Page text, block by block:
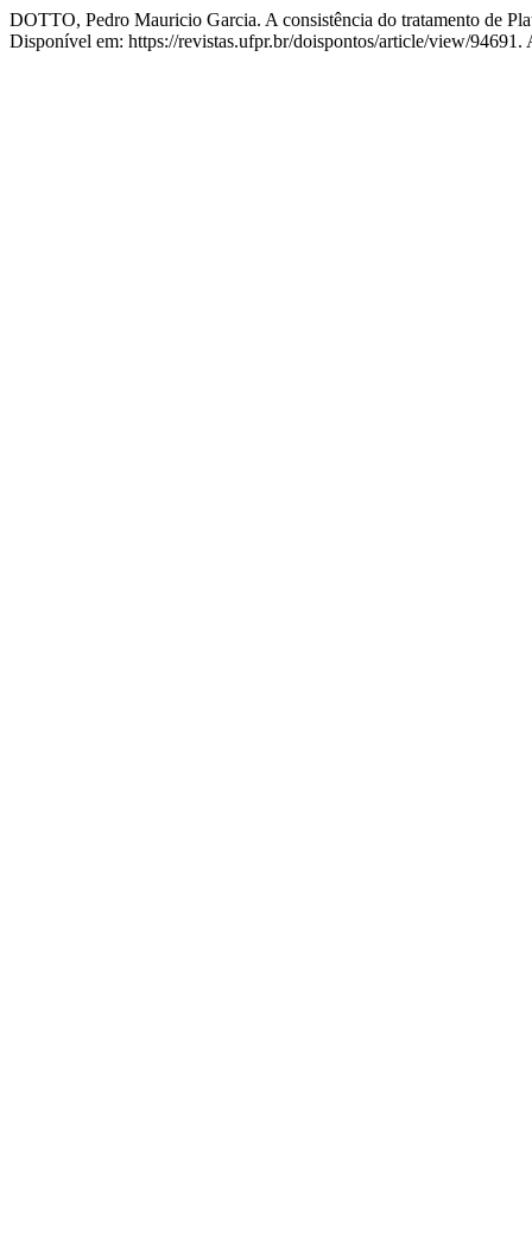
DOTTO, Pedro Mauricio Garcia. A consistência do tratamento de
Disponível em: https://revistas.ufpr.br/doispontos/article/view/94691.